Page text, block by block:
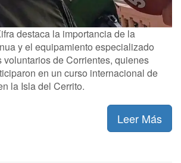
destaca la importancia de la
y el equipamiento especializado
voluntarios de Corrientes, quienes
en un curso internacional de
la Isla del Cerrito.
Leer Más